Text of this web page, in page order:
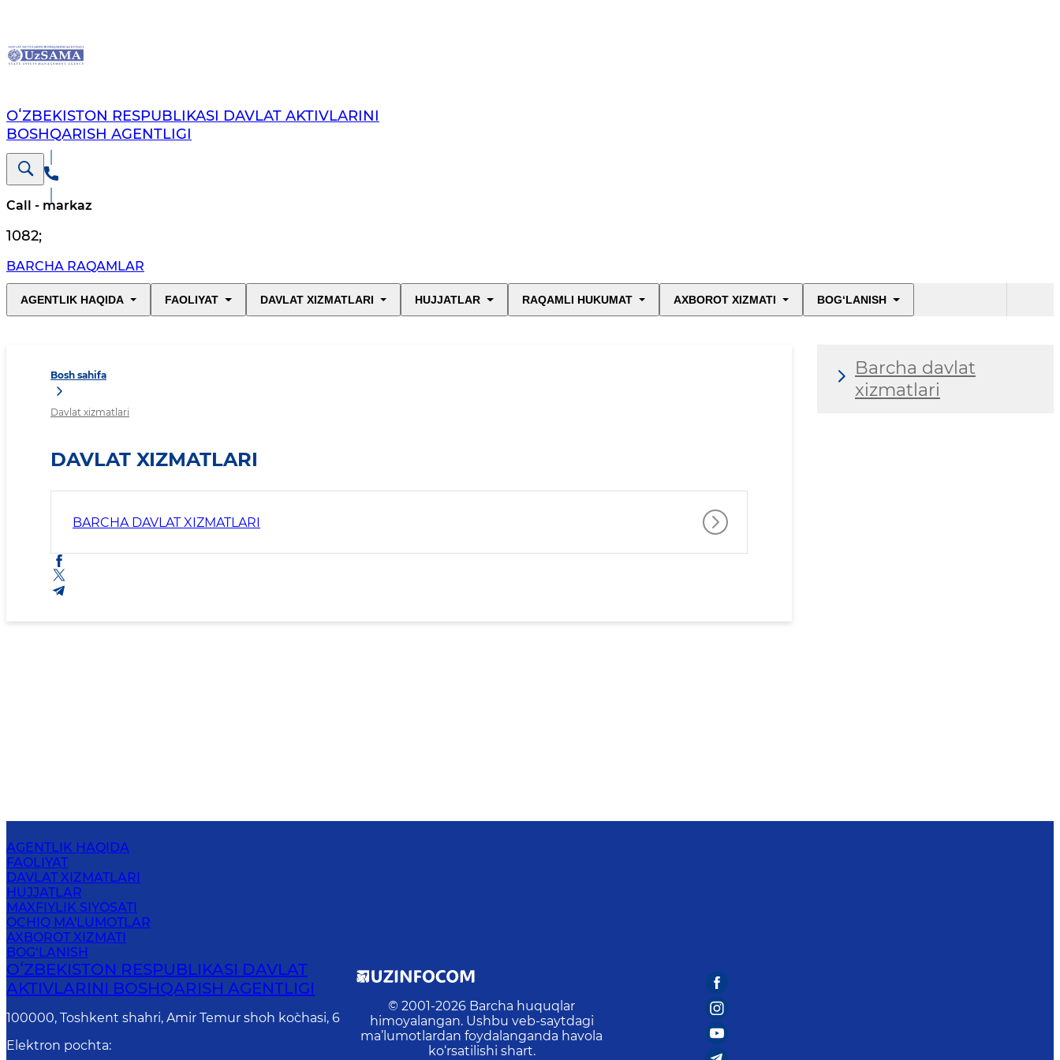
OʻZBEKISTON RESPUBLIKASI DAVLAT AKTIVLARINI
BOSHQARISH AGENTLIGI
Call - markaz
1082;
BARCHA RAQAMLAR
AGENTLIK HAQIDA FAOLIYAT DAVLAT XIZMATLARI HUJJATLAR RAQAMLI HUKUMAT AXBOROT XIZMATI BOG‘LANISH
Bosh sahifa
Davlat xizmatlari
DAVLAT XIZMATLARI
BARCHA DAVLAT XIZMATLARI
Barcha davlat
xizmatlari
AGENTLIK HAQIDA
FAOLIYAT
DAVLAT XIZMATLARI
HUJJATLAR
MAXFIYLIK SIYOSATI
OCHIQ MA'LUMOTLAR
AXBOROT XIZMATI
BOG‘LANISH
OʻZBEKISTON RESPUBLIKASI DAVLAT
AKTIVLARINI BOSHQARISH AGENTLIGI
100000, Toshkent shahri, Amir Temur shoh ko`chasi, 6
Elektron pochta:
© 2001-2026 Barcha huquqlar
himoyalangan. Ushbu veb-saytdagi
ma’lumotlardan foydalanganda havola
ko‘rsatilishi shart.